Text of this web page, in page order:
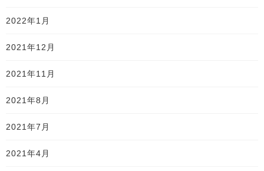
2022年1月
2021年12月
2021年11月
2021年8月
2021年7月
2021年4月